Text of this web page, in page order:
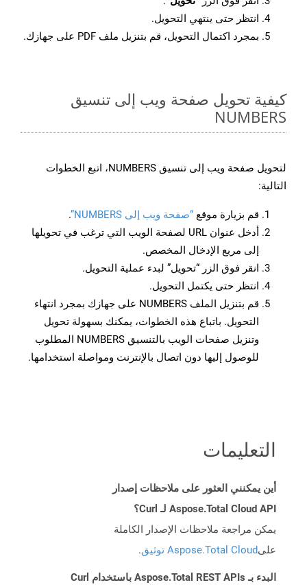
انتظر حتى ينتهي التحويل.
بمجرد اكتمال التحويل، قم بتنزيل ملف PDF على جهازك.
كيفية تحويل صفحة ويب إلى تنسيق
NUMBERS
لتحويل صفحة ويب إلى تنسيق NUMBERS، اتبع الخطوات
التالية:
قم بزيارة موقع “صفحة ويب إلى NUMBERS”
.
أدخل عنوان URL لصفحة الويب التي ترغب في تحويلها
إلى مربع الإدخال المخصص.
انقر فوق الزر “تحويل” لبدء عملية التحويل.
انتظر حتى يكتمل التحويل.
قم بتنزيل الملف NUMBERS على جهازك بمجرد انتهاء
التحويل. باتباع هذه الخطوات، يمكنك بسهولة تحويل
وتنزيل صفحات الويب بالتنسيق NUMBERS المطلوب
للوصول إليها دون اتصال بالإنترنت ومواصلة استخدامها.
التعليمات
أين يمكنني العثور على ملاحظات إصدار
Aspose.Total Cloud API لـ Curl؟
يمكن مراجعة ملاحظات الإصدار الكاملة
علىAspose.Total Cloud توثيق .
البدء بـ Aspose.Total REST APIs باستخدام Curl